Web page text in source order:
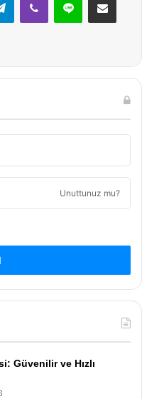
Unuttunuz mu?
Güvenilir ve Hızlı